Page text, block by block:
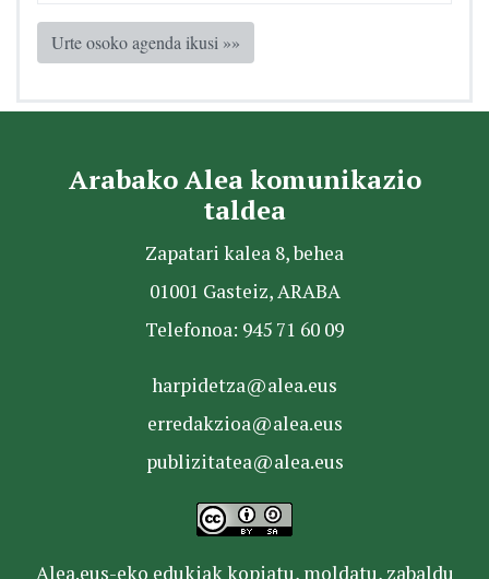
Urte osoko agenda ikusi »»
Arabako Alea komunikazio
taldea
Zapatari kalea 8, behea
01001 Gasteiz, ARABA
Telefonoa: 945 71 60 09
harpidetza@alea.eus
erredakzioa@alea.eus
publizitatea@alea.eus
Alea.eus-eko edukiak kopiatu, moldatu, zabaldu